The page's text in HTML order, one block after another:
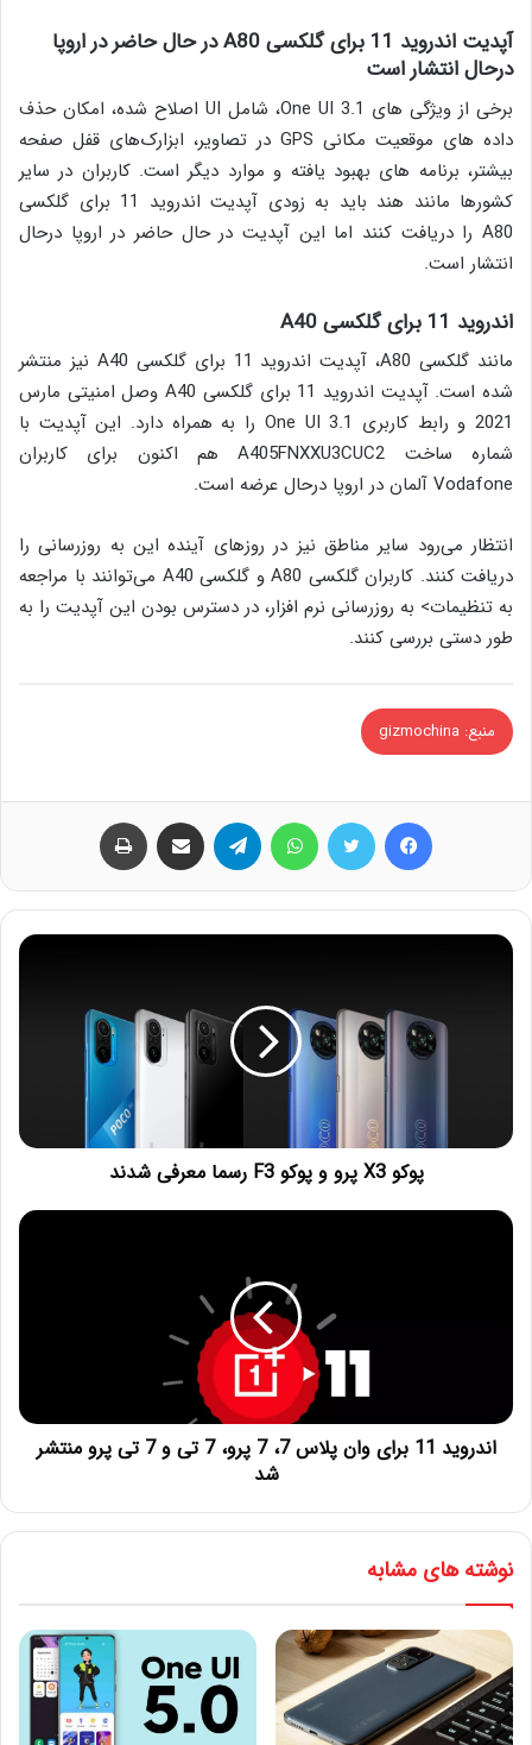
آپدیت اندروید 11 برای گلکسی A80 در حال حاضر در اروپا
درحال انتشار است
برخی از ویژگی های One UI 3.1، شامل UI اصلاح شده، امکان حذف
داده های موقعیت مکانی GPS در تصاویر، ابزارک‌های قفل صفحه
بیشتر، برنامه های بهبود یافته و موارد دیگر است. کاربران در سایر
کشورها مانند هند باید به زودی آپدیت اندروید 11 برای گلکسی
A80 را دریافت کنند اما این آپدیت در حال حاضر در اروپا درحال
انتشار است.
اندروید 11 برای گلکسی A40
مانند گلکسی A80، آپدیت اندروید 11 برای گلکسی A40 نیز منتشر
شده است. آپدیت اندروید 11 برای گلکسی A40 وصل امنیتی مارس
2021 و رابط کاربری One UI 3.1 را به همراه دارد. این آپدیت با
شماره ساخت A405FNXXU3CUC2 هم اکنون برای کاربران
Vodafone آلمان در اروپا درحال عرضه است.
انتظار می‌رود سایر مناطق نیز در روزهای آینده این به روزرسانی را
دریافت کنند. کاربران گلکسی A80 و گلکسی A40 می‌توانند با مراجعه
به تنظیمات> به روزرسانی نرم افزار، در دسترس بودن این آپدیت را به
طور دستی بررسی کنند.
منبع: gizmochina
پوکو X3 پرو و پوکو F3 رسما معرفی شدند
اندروید 11 برای وان پلاس 7، 7 پرو، 7 تی و 7 تی پرو منتشر
شد
نوشته های مشابه